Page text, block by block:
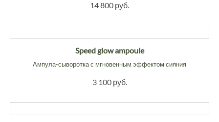
14 800 руб.
Speed glow ampoule
Ампула-сыворотка с мгновенным эффектом сияния
3 100 руб.